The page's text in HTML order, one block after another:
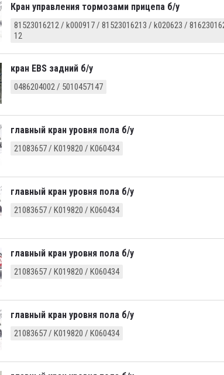
Кран управления тормозами прицепа б/у
81523016212 / k000917 / 81523016213 / k020623 /
12
кран EBS задний б/у
0486204002 / 5010457147
главный кран уровня пола б/у
21083657 / K019820 / K060434
главный кран уровня пола б/у
21083657 / K019820 / K060434
главный кран уровня пола б/у
21083657 / K019820 / K060434
главный кран уровня пола б/у
21083657 / K019820 / K060434